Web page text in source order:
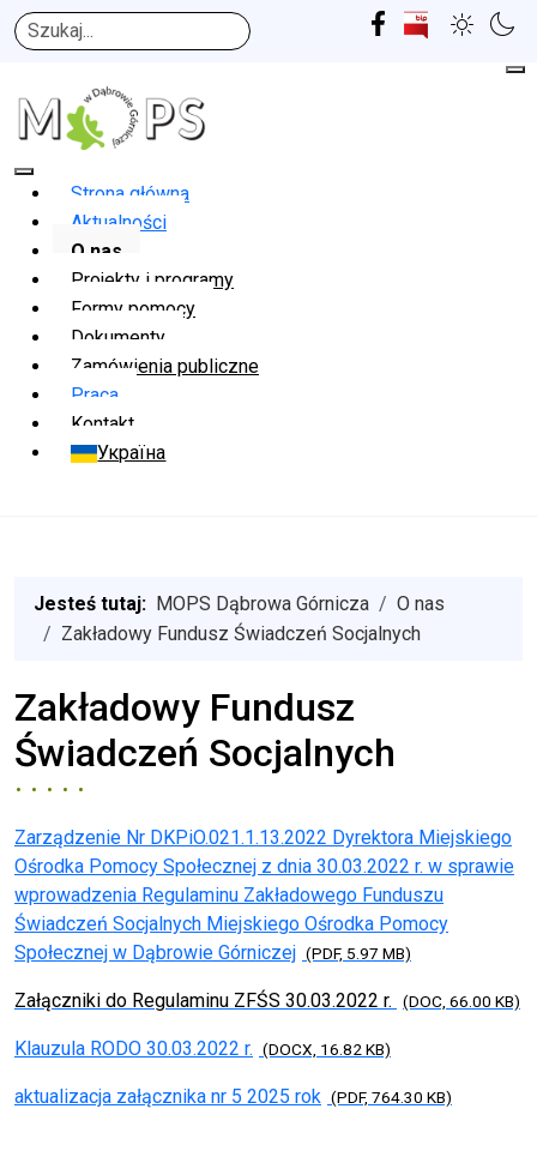
Szukaj
Strona główna
Aktualności
O nas
Projekty i programy
Formy pomocy
Dokumenty
Zamówienia publiczne
Praca
Kontakt
Україна
Jesteś tutaj: MOPS Dąbrowa Górnicza
O nas
Zakładowy Fundusz Świadczeń Socjalnych
Zakładowy Fundusz
Świadczeń Socjalnych
Zarządzenie Nr DKPiO.021.1.13.2022 Dyrektora Miejskiego
Ośrodka Pomocy Społecznej z dnia 30.03.2022 r. w sprawie
wprowadzenia Regulaminu Zakładowego Funduszu
Świadczeń Socjalnych Miejskiego Ośrodka Pomocy
Społecznej w Dąbrowie Górniczej (PDF, 5.97 MB)
Załączniki do Regulaminu ZFŚS 30.03.2022 r. (DOC, 66.00 KB)
Klauzula RODO 30.03.2022 r. (DOCX, 16.82 KB)
aktualizacja załącznika nr 5 2025 rok (PDF, 764.30 KB)